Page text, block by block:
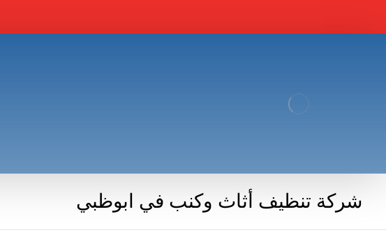
شركة تنظيف أثاث وكنب في ابوظبي